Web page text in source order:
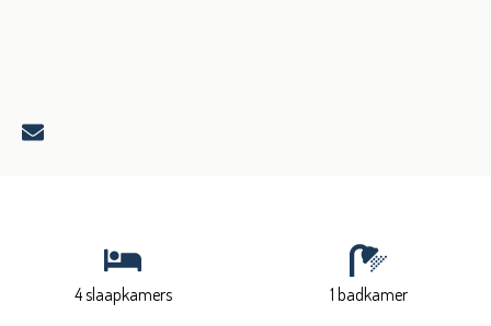
4 slaapkamers 1 badkamer